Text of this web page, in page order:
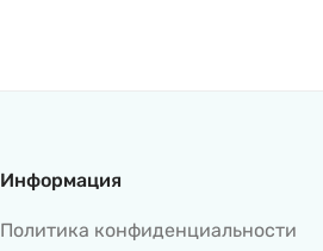
Информация
Политика конфиденциальности